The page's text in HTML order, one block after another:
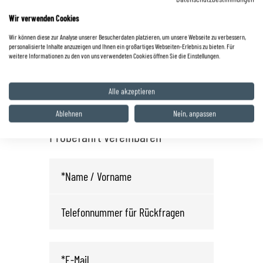
info.wnd@autohaus-zyrull.de
Hüttigweiler
0 68 25 / 22 03
info.wnd@autohaus-zyrull.de
Fahrzeug anfragen oder
Probefahrt vereinbaren
Wir verwenden Cookies
Wir können diese zur Analyse unserer Besucherdaten platzieren, um unsere Webseite zu verbessern,
personalisierte Inhalte anzuzeigen und Ihnen ein großartiges Webseiten-Erlebnis zu bieten. Für
weitere Informationen zu den von uns verwendeten Cookies öffnen Sie die Einstellungen.
Alle akzeptieren
Ablehnen Nein, anpassen